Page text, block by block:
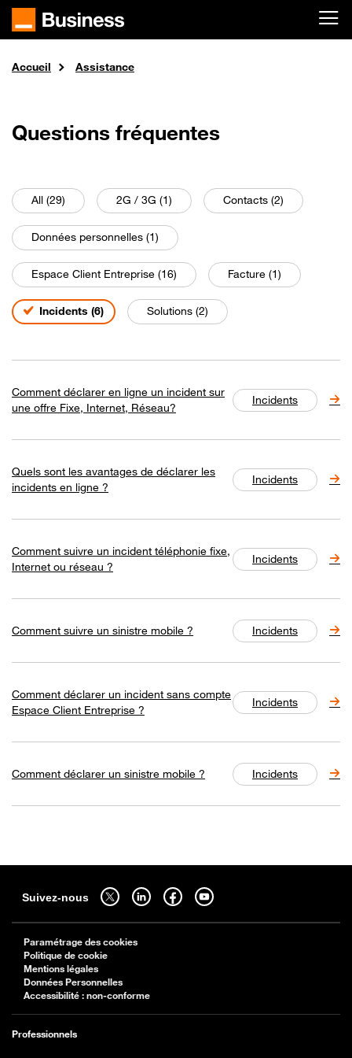
Passer au contenu principal
Accueil Assistance
Questions fréquentes
All (29) 2G / 3G (1) Contacts (2)
Données personnelles (1)
Espace Client Entreprise (16) Facture (1)
Incidents (6) Solutions (2)
Comment déclarer en ligne un incident sur
une offre Fixe, Internet, Réseau?
Incidents
Quels sont les avantages de déclarer les
incidents en ligne ?
Incidents
Comment suivre un incident téléphonie fixe,
Internet ou réseau ?
Incidents
Comment suivre un sinistre mobile ? Incidents
Comment déclarer un incident sans compte
Espace Client Entreprise ?
Incidents
Comment déclarer un sinistre mobile ? Incidents
Suivez-nous
Suivez-nous sur twitter - ouverture dans un nouvel onglet
Suivez-nous sur linkedin - ouverture dans un nouvel onglet
Suivez-nous sur facebook - ouverture dans un
Suivez-nous sur youtube - ouverture dans
Paramétrage des cookies
Politique de cookie
Mentions légales
Données Personnelles
Accessibilité : non-conforme
Professionnels